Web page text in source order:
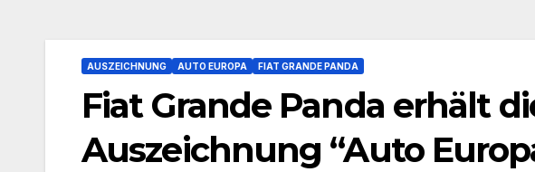
AUSZEICHNUNG AUTO EUROPA FIAT GRANDE PANDA
Fiat Grande Panda erhält
Auszeichnung “Auto